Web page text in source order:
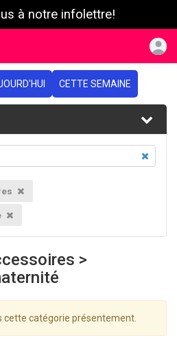
à notre infolettre!
CETTE SEMAINE
>
cette catégorie présentement.